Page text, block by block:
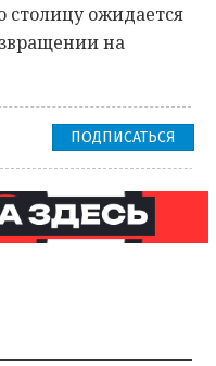
столицу ожидается
на
ПОДПИСАТЬСЯ